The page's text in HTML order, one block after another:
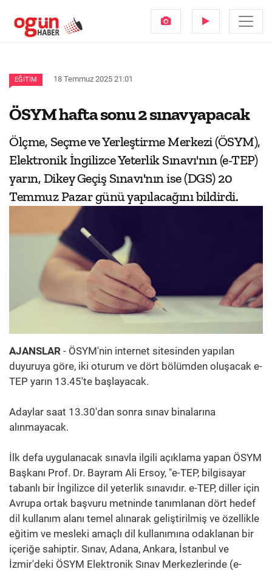
EĞITIM 18 Temmuz 2025 21:01
ÖSYM hafta sonu 2 sınav yapacak
Ölçme, Seçme ve Yerleştirme Merkezi (ÖSYM),
Elektronik İngilizce Yeterlik Sınavı'nın (e-TEP)
yarın, Dikey Geçiş Sınavı'nın ise (DGS) 20
Temmuz Pazar günü yapılacağını bildirdi.
AJANSLAR - ÖSYM'nin internet sitesinden yapılan
duyuruya göre, iki oturum ve dört bölümden oluşacak e-
TEP yarın 13.45'te başlayacak.
Adaylar saat 13.30'dan sonra sınav binalarına
alınmayacak.
İlk defa uygulanacak sınavla ilgili açıklama yapan ÖSYM
Başkanı Prof. Dr. Bayram Ali Ersoy, "e-TEP, bilgisayar
tabanlı bir İngilizce dil yeterlik sınavıdır. e-TEP, diller için
Avrupa ortak başvuru metninde tanımlanan dört hedef
dil kullanım alanı temel alınarak geliştirilmiş ve özellikle
eğitim ve mesleki amaçlı dil kullanımına odaklanan bir
içeriğe sahiptir. Sınav, Adana, Ankara, İstanbul ve
İzmir'deki ÖSYM Elektronik Sınav Merkezlerinde (e-